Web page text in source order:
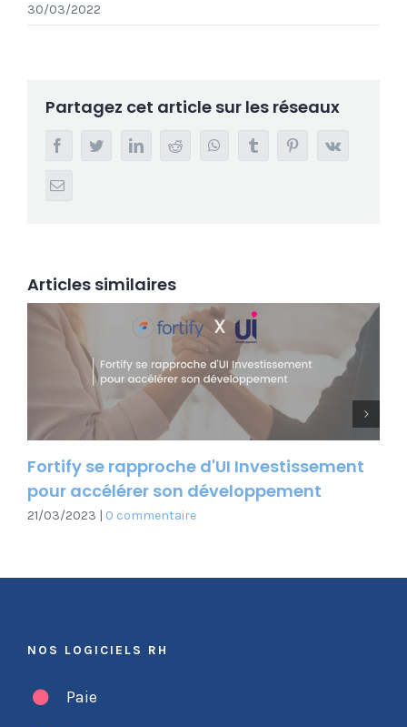
30/03/2022
Partagez cet article sur les réseaux
FacebookTwitterLinkedInRedditWhatsappTumblr PinterestVk
Email
Articles similaires
Fortify se rapproche d'UI Investissement
pour accélérer son développement
21/03/2023 | 0 commentaire
Next
NOS LOGICIELS RH
Paie